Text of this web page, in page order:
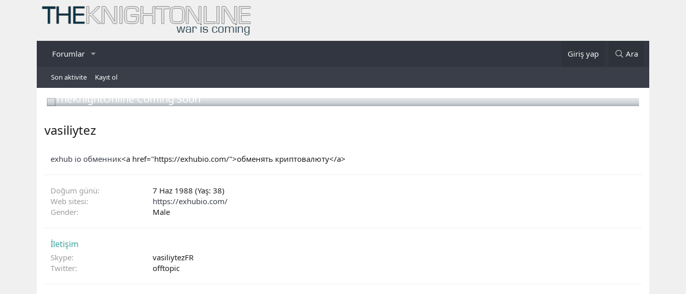
Forumlar Giriş yap Ara
Son aktivite Kayıt ol
TheKnightOnline Coming Soon
vasiliytez
exhub io обменник<a href="https://exhubio.com/">обменять криптовалюту</a>
Doğum günü
7 Haz 1988 (Yaş: 38)
Web sitesi
https://exhubio.com/
Gender
Male
İletişim
Skype
vasiliytezFR
Twitter
offtopic